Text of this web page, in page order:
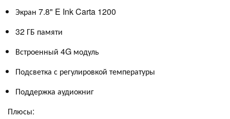
Экран 7.8" E Ink Carta 1200
32 ГБ памяти
Встроенный 4G модуль
Подсветка с регулировкой температуры
Поддержка аудиокниг
Плюсы: